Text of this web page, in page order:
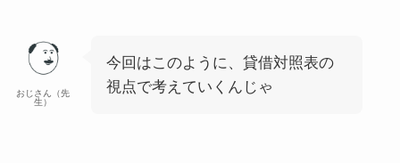
おじさん（先
生）
今回はこのように、貸借対照表の
視点で考えていくんじゃ